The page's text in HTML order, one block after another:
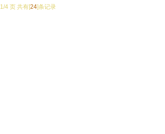
1/4 页 共有[24]条记录